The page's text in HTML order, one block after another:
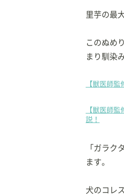
里芋の最
このぬめ
まり馴染
【獣医師
【獣医師
説！
「ガラク
ます。
犬のコレ